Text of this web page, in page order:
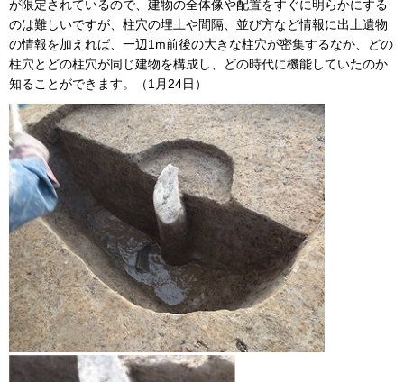
が限定されているので、建物の全体像や配置をすぐに明らかにする
のは難しいですが、柱穴の埋土や間隔、並び方など情報に出土遺物
の情報を加えれば、一辺1m前後の大きな柱穴が密集するなか、どの
柱穴とどの柱穴が同じ建物を構成し、どの時代に機能していたのか
知ることができます。（1月24日）